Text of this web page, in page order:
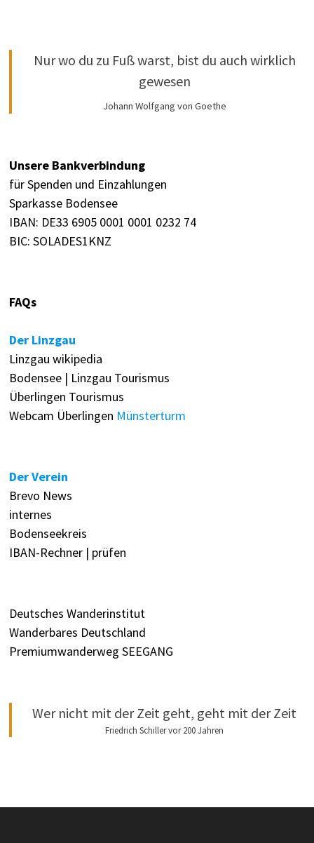
Nur wo du zu Fuß warst, bist du auch wirklich
gewesen
Johann Wolfgang von Goethe
Unsere Bankverbindung
für Spenden und Einzahlungen
Sparkasse Bodensee
IBAN: DE33 6905 0001 0001 0232 74
BIC: SOLADES1KNZ
FAQs
Der Linzgau
Linzgau wikipedia
Bodensee | Linzgau Tourismus
Überlingen Tourismus
Webcam Überlingen Münsterturm
Der Verein
Brevo News
internes
Bodenseekreis
IBAN-Rechner | prüfen
Deutsches Wanderinstitut
Wanderbares Deutschland
Premiumwanderweg SEEGANG
Wer nicht mit der Zeit geht, geht mit der Zeit
Friedrich Schiller vor 200 Jahren